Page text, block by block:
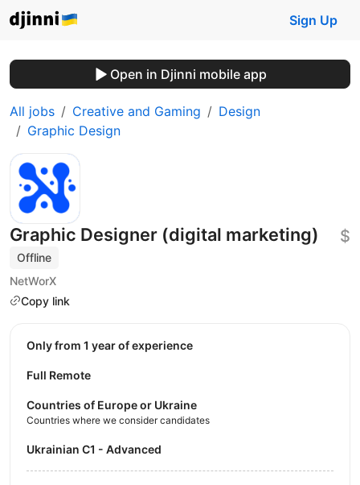
Sign Up
Open in Djinni mobile app
All jobs Creative and Gaming
Design
Graphic Design
Graphic Designer (digital marketing)
Offline
NetWorX
Copy link
$
Only from 1 year of experience
Full Remote
Countries of Europe or Ukraine
Countries where we consider candidates
Ukrainian C1 - Advanced